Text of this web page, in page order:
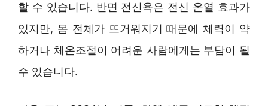
할 수 있습니다. 반면 전신욕은 전신 온열 효과가
있지만, 몸 전체가 뜨거워지기 때문에 체력이 약
하거나 체온조절이 어려운 사람에게는 부담이 될
수 있습니다.